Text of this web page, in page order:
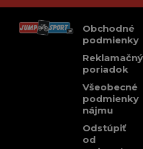
Obchodné
podmienky
Reklamačný
poriadok
Všeobecné
podmienky
nájmu
Odstúpiť
od